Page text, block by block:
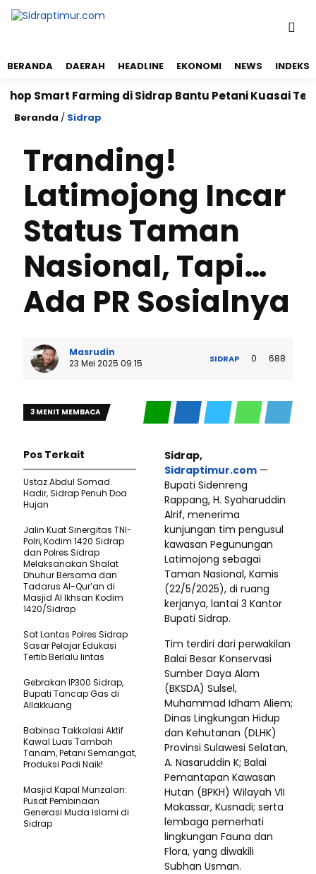
BERANDA DAERAH HEADLINE EKONOMI NEWS INDEKS
Farming di Sidrap Bantu Petani Kuasai Teknologi
Beranda / Sidrap
Tranding!
Latimojong Incar
Status Taman
Nasional, Tapi…
Ada PR Sosialnya
Masrudin
23 Mei 2025 09:15
SIDRAP 0 688
3 MENIT MEMBACA
Sidrap,
Sidraptimur.com —
Bupati Sidenreng
Rappang, H. Syaharuddin
Alrif, menerima
kunjungan tim pengusul
kawasan Pegunungan
Latimojong sebagai
Taman Nasional, Kamis
(22/5/2025), di ruang
kerjanya, lantai 3 Kantor
Bupati Sidrap.
Tim terdiri dari perwakilan
Balai Besar Konservasi
Sumber Daya Alam
(BKSDA) Sulsel,
Muhammad Idham Aliem;
Dinas Lingkungan Hidup
dan Kehutanan (DLHK)
Provinsi Sulawesi Selatan,
A. Nasaruddin K; Balai
Pemantapan Kawasan
Hutan (BPKH) Wilayah VII
Makassar, Kusnadi; serta
lembaga pemerhati
lingkungan Fauna dan
Flora, yang diwakili
Subhan Usman.
Pos Terkait
Ustaz Abdul Somad
Hadir, Sidrap Penuh Doa
Hujan
Jalin Kuat Sinergitas TNI-
Polri, Kodim 1420 Sidrap
dan Polres Sidrap
Melaksanakan Shalat
Dhuhur Bersama dan
Tadarus Al-Qur’an di
Masjid Al Ikhsan Kodim
1420/Sidrap
Sat Lantas Polres Sidrap
Sasar Pelajar Edukasi
Tertib Berlalu lintas
Gebrakan IP300 Sidrap,
Bupati Tancap Gas di
Allakkuang
Babinsa Takkalasi Aktif
Kawal Luas Tambah
Tanam, Petani Semangat,
Produksi Padi Naik!
Masjid Kapal Munzalan:
Pusat Pembinaan
Generasi Muda Islami di
Sidrap